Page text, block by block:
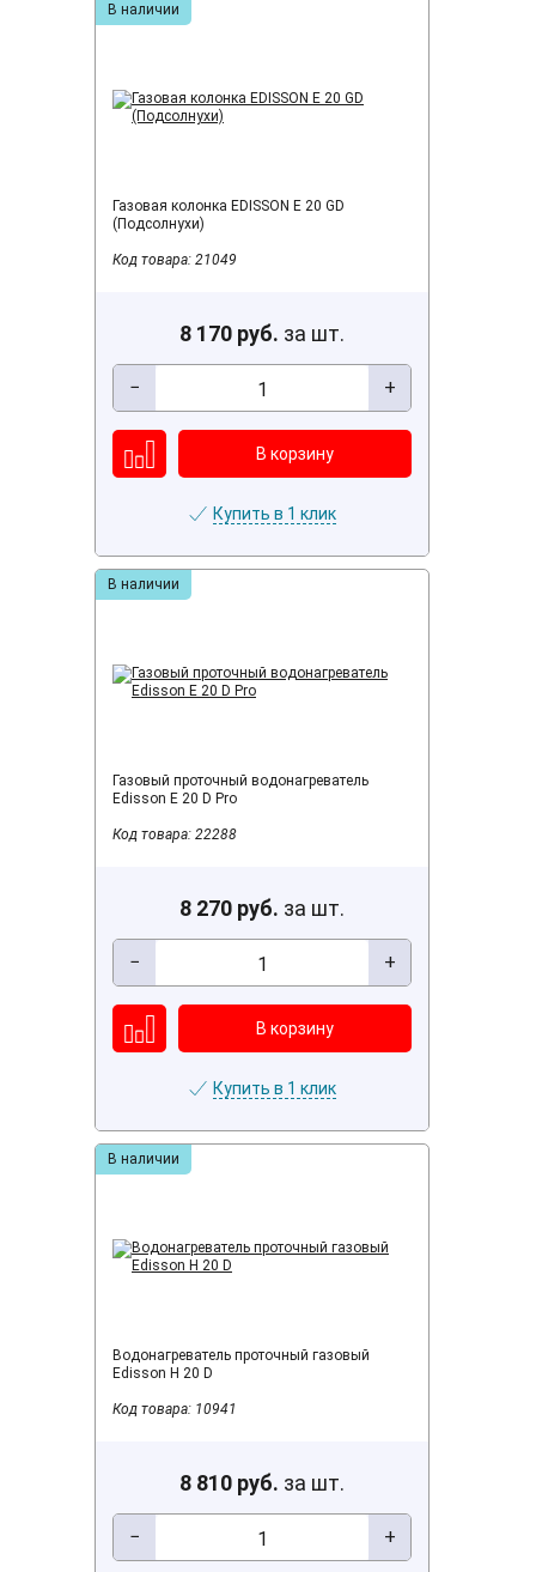
В наличии
Газовая колонка EDISSON E 20 GD
(Подсолнухи)
Код товара: 21049
8 170 руб. за шт.
− +
Купить в 1 клик
В наличии
Газовый проточный водонагреватель
Edisson E 20 D Pro
Код товара: 22288
8 270 руб. за шт.
− +
Купить в 1 клик
В наличии
Водонагреватель проточный газовый
Edisson H 20 D
Код товара: 10941
8 810 руб. за шт.
− +